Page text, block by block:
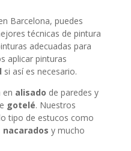
Barcelona, puedes
técnicas de pintura
adecuadas para
aplicar pinturas
si así es necesario.
en alisado de paredes y
gotelé. Nuestros
tipo de estucos como
nacarados y mucho